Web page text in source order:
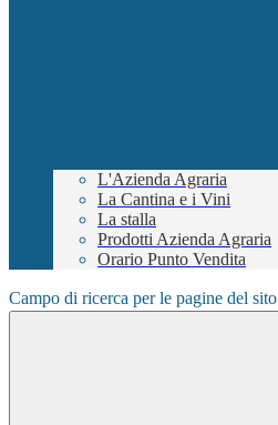
L'Azienda Agraria
La Cantina e i Vini
La stalla
Prodotti Azienda Agraria
Orario Punto Vendita
Campo di ricerca per le pagine del sito